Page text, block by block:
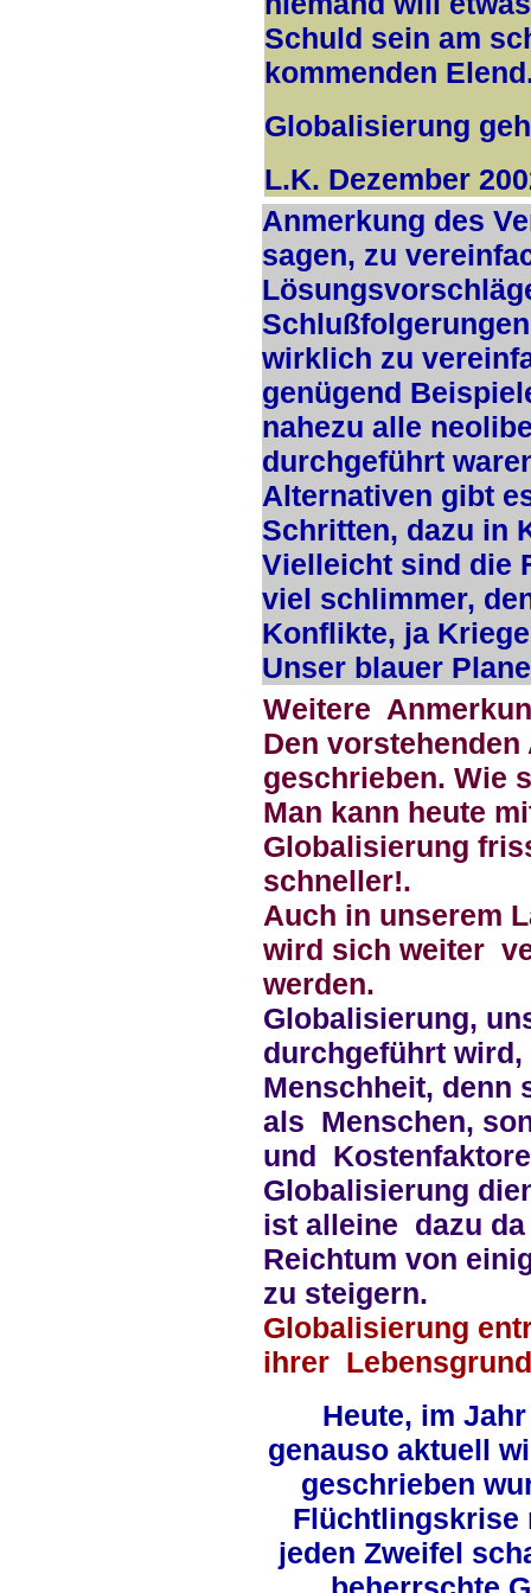
Schuld sein am
kommenden
Globalisierung
L.K. Dezember
Anmerkung des
sagen, zu
wirklich zu
genügend
nahezu alle
durchgeführt
Alternativen gibt
Schritten, dazu in
Vielleicht sind die
viel schlimmer,
Konflikte, ja
Unser blauer
Weitere
Den
geschrieben. Wie
Man kann heute
Globalisierung
schneller!.
Auch in unserem
wird sich weiter
werden.
Globalisierung,
durchgeführt
Menschheit, denn
als Menschen,
und
Globalisierung
ist alleine dazu da
Reichtum von
zu steigern.
Globalisierung
ihrer
Heute, im
genauso aktuell
geschrieben
Flüchtlingskrise
jeden Zweifel